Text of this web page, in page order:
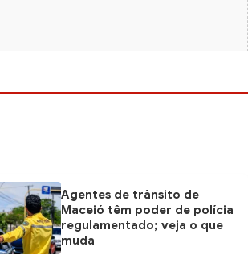
Agentes de trânsito de
Maceió têm poder de polícia
regulamentado; veja o que
muda